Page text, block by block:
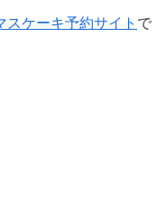
ケーキ予約サイト で